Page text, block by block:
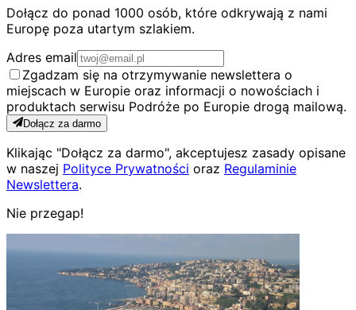
Dołącz do ponad 1000 osób, które odkrywają z nami
Europę poza utartym szlakiem.
Adres email
Zgadzam się na otrzymywanie newslettera o
miejscach w Europie oraz informacji o nowościach i
produktach serwisu Podróże po Europie drogą mailową.
Dołącz za darmo
Klikając "Dołącz za darmo", akceptujesz zasady opisane
w naszej Polityce Prywatności oraz Regulaminie
Newslettera.
Nie przegap!